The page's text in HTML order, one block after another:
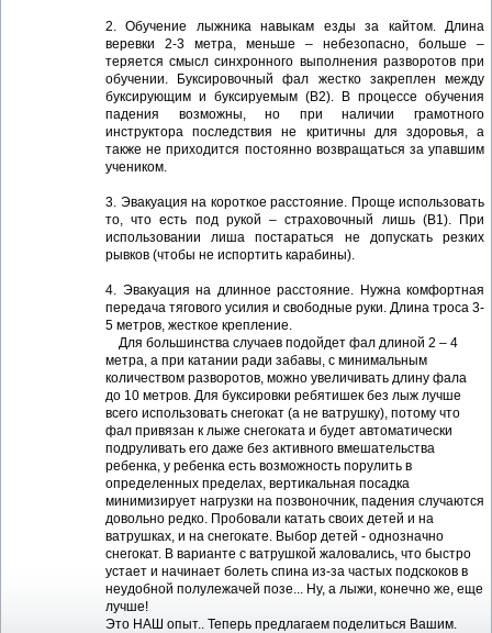
2. Обучение лыжника навыкам езды за кайтом. Длина
веревки 2-3 метра, меньше – небезопасно, больше –
теряется смысл синхронного выполнения разворотов при
обучении. Буксировочный фал жестко закреплен между
буксирующим и буксируемым (В2). В процессе обучения
падения возможны, но при наличии грамотного
инструктора последствия не критичны для здоровья, а
также не приходится постоянно возвращаться за упавшим
учеником.
3. Эвакуация на короткое расстояние. Проще использовать
то, что есть под рукой – страховочный лишь (В1). При
использовании лиша постараться не допускать резких
рывков (чтобы не испортить карабины).
4. Эвакуация на длинное расстояние. Нужна комфортная
передача тягового усилия и свободные руки. Длина троса 3-
5 метров, жесткое крепление.
Для большинства случаев подойдет фал длиной 2 – 4
метра, а при катании ради забавы, с минимальным
количеством разворотов, можно увеличивать длину фала
до 10 метров. Для буксировки ребятишек без лыж лучше
всего использовать снегокат (а не ватрушку), потому что
фал привязан к лыже снегоката и будет автоматически
подруливать его даже без активного вмешательства
ребенка, у ребенка есть возможность порулить в
определенных пределах, вертикальная посадка
минимизирует нагрузки на позвоночник, падения случаются
довольно редко. Пробовали катать своих детей и на
ватрушках, и на снегокате. Выбор детей - однозначно
снегокат. В варианте с ватрушкой жаловались, что быстро
устает и начинает болеть спина из-за частых подскоков в
неудобной полулежачей позе... Ну, а лыжи, конечно же, еще
лучше!
Это НАШ опыт.. Теперь предлагаем поделиться Вашим.